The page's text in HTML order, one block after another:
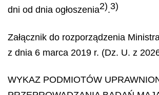
dni od dnia ogłoszenia2).3)
Załącznik do rozporządzenia
z dnia 6 marca 2019 r. (Dz. U. z
WYKAZ PODMIOTÓW